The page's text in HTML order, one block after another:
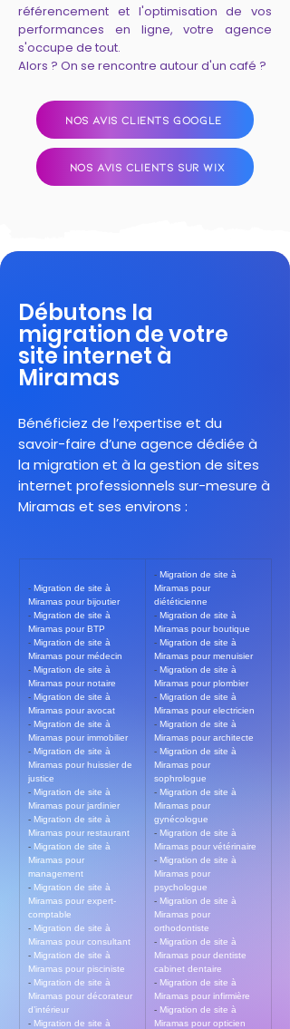
référencement et l'optimisation de vos
performances en ligne, votre agence
s'occupe de tout.
Alors ? On se rencontre autour d'un café ?
NOS AVIS CLIENTS GOOGLE
NOS AVIS CLIENTS SUR WIX
Débutons la
migration de votre
site internet à
Miramas
Bénéficiez de l’expertise et du
savoir-faire d’une agence dédiée à
la migration et à la gestion de sites
internet professionnels sur-mesure à
Miramas et ses environs :
- Migration de site à
Miramas pour bijoutier
- Migration de site à
Miramas pour BTP
- Migration de site à
Miramas pour médecin
- Migration de site à
Miramas pour notaire
- Migration de site à
Miramas pour avocat
- Migration de site à
Miramas pour immobilier
- Migration de site à
Miramas pour huissier de
justice
- Migration de site à
Miramas pour jardinier
- Migration de site à
Miramas pour restaurant
- Migration de site à
Miramas pour
management
- Migration de site à
Miramas pour expert-
comptable
- Migration de site à
Miramas pour consultant
- Migration de site à
Miramas pour pisciniste
- Migration de site à
Miramas pour décorateur
d’intérieur
- Migration de site à
- Migration de site à
Miramas pour
diététicienne
- Migration de site à
Miramas pour boutique
- Migration de site à
Miramas pour menuisier
- Migration de site à
Miramas pour plombier
- Migration de site à
Miramas pour electricien
- Migration de site à
Miramas pour architecte
- Migration de site à
Miramas pour
sophrologue
- Migration de site à
Miramas pour
gynécologue
- Migration de site à
Miramas pour vétérinaire
- Migration de site à
Miramas pour
psychologue
- Migration de site à
Miramas pour
orthodontiste
- Migration de site à
Miramas pour dentiste
cabinet dentaire
- Migration de site à
Miramas pour infirmière
- Migration de site à
Miramas pour opticien